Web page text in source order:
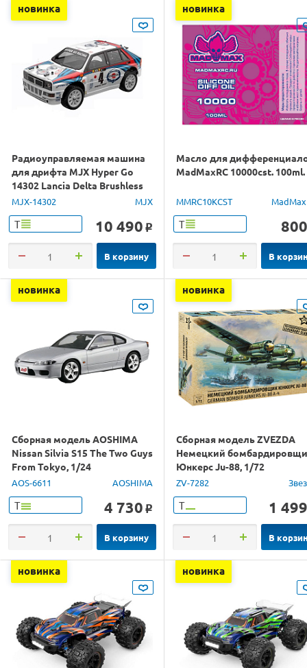
новинка
Радиоуправляемая машина
для дрифта MJX Hyper Go
14302 Lancia Delta Brushless
4WD 2.4G LED 1/14 RTR
MJX-14302 MJX
Т 10 490 o
В корзину
новинка
Масло для
MadMaxRC 10000cst. 100ml.
MMRC10KCST
Т 800
В
новинка
Сборная модель AOSHIMA
Nissan Silvia S15 The Two Guys
From Tokyo, 1/24
AOS-6611 AOSHIMA
Т 4 730 o
В корзину
новинка
Сборная модель ZVEZDA
Немецкий
Юнкерс Ju-88, 1/72
ZV-7282
Т 1 499
В
новинка новинка